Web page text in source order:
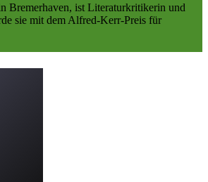
Bremerhaven, ist Literaturkritikerin und
sie mit dem Alfred-Kerr-Preis für